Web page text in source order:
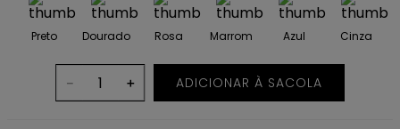
Preto Dourado Rosa Marrom Azul Cinza
＋
－ ADICIONAR À SACOLA